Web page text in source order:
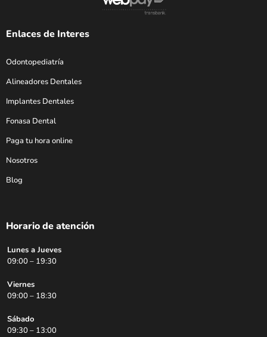
Enlaces de Interes
Odontopediatría
Alineadores Dentales
Implantes Dentales
Fonasa Dental
Paga tu hora online
Nosotros
Blog
Horario de atención
Lunes a Jueves
09:00 – 19:30
Viernes
09:00 – 18:30
Sábado
09:30 – 13:00